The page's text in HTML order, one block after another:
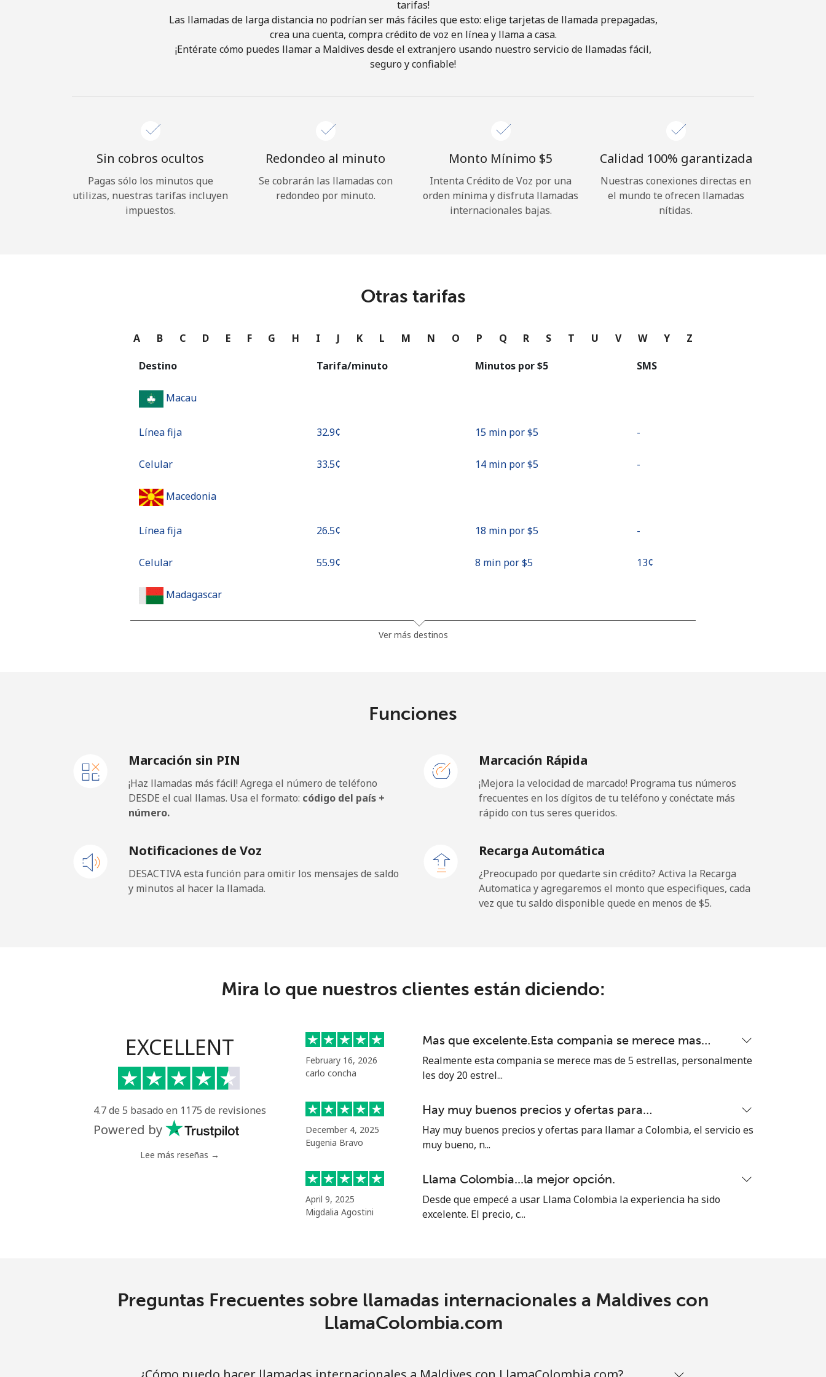
¡Hola!
¿Olvidaste tu contraseña? →
Continuar con
tarifas!
Las llamadas de larga distancia no podrían ser más fáciles que esto: elige tarjetas de llamada prepagadas,
crea una cuenta, compra crédito de voz en línea y llama a casa.
¡Entérate cómo puedes llamar a Maldives desde el extranjero usando nuestro servicio de llamadas fácil,
seguro y confiable!
Sin cobros ocultos
Pagas sólo los minutos que
utilizas, nuestras tarifas incluyen
impuestos.
Redondeo al minuto
Se cobrarán las llamadas con
redondeo por minuto.
Monto Mínimo ⁦$5⁩
Intenta Crédito de Voz por una
orden mínima y disfruta llamadas
internacionales bajas.
Calidad 100% garantizada
Nuestras conexiones directas en
el mundo te ofrecen llamadas
nítidas.
Otras tarifas
A B C D E F G H I J K L M N O P Q R S T U V W Y Z
Destino Tarifa/minuto Minutos por ⁦$5⁩ SMS
Macau
Línea fija ⁦32.9¢⁩ 15 min por ⁦$5⁩ -
Celular ⁦33.5¢⁩ 14 min por ⁦$5⁩ -
Macedonia
Línea fija ⁦26.5¢⁩ 18 min por ⁦$5⁩ -
Celular ⁦55.9¢⁩ 8 min por ⁦$5⁩ ⁦13¢⁩
Madagascar
Celular 8 min por ⁦$5⁩
Malaysia
Celular 333 min por ⁦$5⁩
Maldives
Celular 9 min por ⁦$5⁩ ⁦17¢⁩
Malta
Línea fija ⁦39.5¢⁩ 12 min por ⁦$5⁩
Celular ⁦58.5¢⁩ 8 min por ⁦$5⁩
⁦10.5¢⁩ 47 min por ⁦$5⁩
⁦32.9¢⁩ 15 min por ⁦$5⁩
Ver más destinos
Funciones
Marcación sin PIN
¡Haz llamadas más fácil! Agrega el número de teléfono
DESDE el cual llamas. Usa el formato: código del país +
número.
Marcación Rápida
¡Mejora la velocidad de marcado! Programa tus números
frecuentes en los dígitos de tu teléfono y conéctate más
rápido con tus seres queridos.
Notificaciones de Voz
DESACTIVA esta función para omitir los mensajes de saldo
y minutos al hacer la llamada.
Recarga Automática
¿Preocupado por quedarte sin crédito? Activa la Recarga
Automatica y agregaremos el monto que especifiques, cada
vez que tu saldo disponible quede en menos de ⁦$5⁩.
Mira lo que nuestros clientes están diciendo:
EXCELLENT
4.7 de 5 basado en 1175 de revisiones
Powered by
Lee más reseñas →
February 16, 2026
carlo concha
Mas que excelente.Esta compania se merece mas…
Realmente esta compania se merece mas de 5 estrellas, personalmente
les doy 20 estrel...
December 4, 2025
Eugenia Bravo
Hay muy buenos precios y ofertas para…
Hay muy buenos precios y ofertas para llamar a Colombia, el servicio es
muy bueno, n...
April 9, 2025
Migdalia Agostini
Llama Colombia...la mejor opción.
Desde que empecé a usar Llama Colombia la experiencia ha sido
excelente. El precio, c...
Preguntas Frecuentes sobre llamadas internacionales a Maldives con
LlamaColombia.com